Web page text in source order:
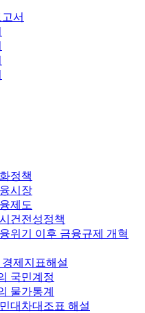
서
정책
시장
제도
건전성정책
위기 이후 금융규제 개혁
제지표해설
국민계정
물가통계
대차대조표 해설